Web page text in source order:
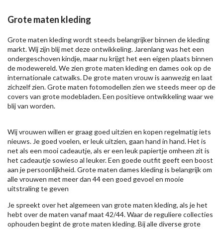
Grote maten kleding
Grote maten kleding wordt steeds belangrijker binnen de kleding
markt. Wij zijn blij met deze ontwikkeling. Jarenlang was het een
ondergeschoven kindje, maar nu krijgt het een eigen plaats binnen
de modewereld. We zien grote maten kleding en dames ook op de
internationale catwalks. De grote maten vrouw is aanwezig en laat
zichzelf zien. Grote maten fotomodellen zien we steeds meer op de
covers van grote modebladen. Een positieve ontwikkeling waar we
blij van worden.
Wij vrouwen willen er graag goed uitzien en kopen regelmatig iets
nieuws. Je goed voelen, er leuk uitzien, gaan hand in hand. Het is
net als een mooi cadeautje, als er een leuk papiertje omheen zit is
het cadeautje sowieso al leuker. Een goede outfit geeft een boost
aan je persoonlijkheid. Grote maten dames kleding is belangrijk om
alle vrouwen met meer dan 44 een goed gevoel en mooie
uitstraling te geven
Je spreekt over het algemeen van grote maten kleding, als je het
hebt over de maten vanaf maat 42/44. Waar de reguliere collecties
ophouden begint de grote maten kleding. Bij alle diverse grote